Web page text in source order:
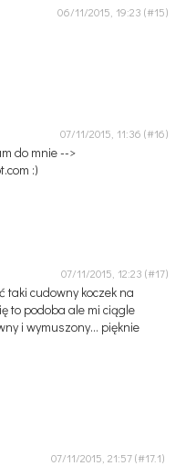
06/11/2015, 19:23
07/11/2015, 11:36
do mnie -->
:)
07/11/2015, 12:23
taki cudowny koczek na
to podoba ale mi ciągle
i wymuszony... pięknie
07/11/2015, 21:57